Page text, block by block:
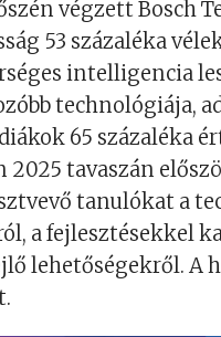
végzett Bosch
53 százaléka
intelligencia
technológiája,
65 százaléka
2025 tavaszán
tanulókat a
a fejlesztésekkel
lehetőségekről. A